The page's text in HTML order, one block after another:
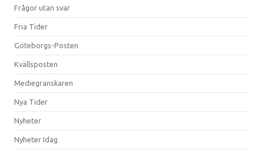
Frågor utan svar
Fria Tider
Göteborgs-Posten
Kvällsposten
Mediegranskaren
Nya Tider
Nyheter
Nyheter Idag